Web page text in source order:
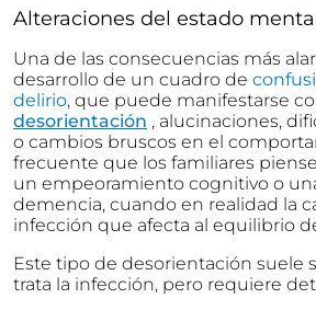
Alteraciones del estado
Una de las consecuencias más
desarrollo de un cuadro de
delirio, que puede manifestarse
desorientación , alucinaciones,
o cambios bruscos en el
frecuente que los familiares
un empeoramiento cognitivo o
demencia, cuando en realidad la
infección que afecta al equilibrio
Este tipo de desorientación suele
trata la infección, pero requiere